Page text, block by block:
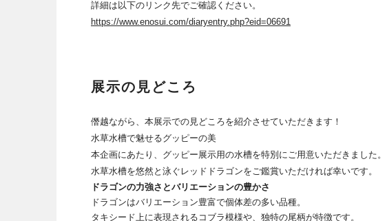
詳細は以下のリンク先でご確認ください。
https://www.enosui.com/diaryentry.php?eid=06691
展示の見どころ
僭越ながら、本展示での見どころを紹介させていただきます！
水草水槽で魅せるグッピーの美
本企画にあたり、グッピー展示用の水槽を特別にご用意いただきました。
水草水槽を悠然と泳ぐレッドドラゴンをご鑑賞いただければ幸いです。
ドラゴンの力強さとバリエーションの豊かさ
ドラゴンはバリエーション豊富で個体差の多い品種。
タキシード上に表現されるコブラ模様や、独特の尾柄が特徴です。